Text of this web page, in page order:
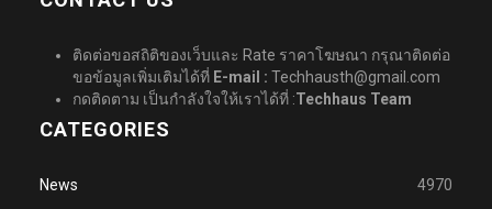
ติดต่อขอสถิติของเว็บและ Rate ราคาโฆษณา กรุณาติดต่อ
ขอข้อมูลเพิ่มเติมได้ที่ E-mail : Techhausth@gmail.com
กดติดตาม เป็นกำลังใจให้เราได้ที่ :Techhaus Team
CATEGORIES
News
4970